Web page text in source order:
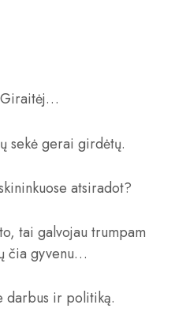
Giraitėj…
sekė gerai girdėtų.
atsiradot?
tai galvojau trumpam
čia gyvenu…
darbus ir politiką.